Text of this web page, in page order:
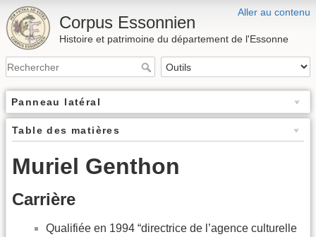
Aller au contenu
Corpus Essonnien
Histoire et patrimoine du département de l'Essonne
Panneau latéral
Table des matières
Muriel Genthon
Carrière
Qualifiée en 1994 “directrice de l’agence culturelle